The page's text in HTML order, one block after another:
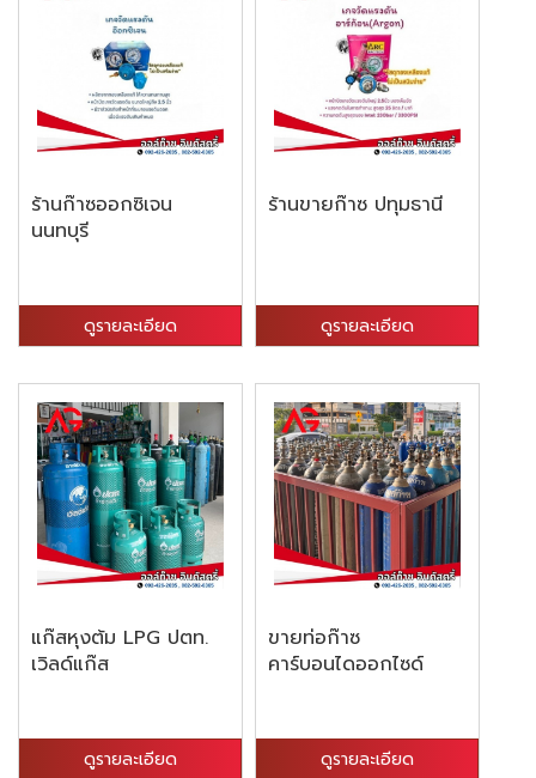
ร้านก๊าซออกซิเจน
นนทบุรี
ดูรายละเอียด
ร้านขายก๊าซ ปทุมธานี
ดูรายละเอียด
แก๊สหุงต้ม LPG ปตท.
เวิลด์แก๊ส
ดูรายละเอียด
ขายท่อก๊าซ
คาร์บอนไดออกไซด์
ดูรายละเอียด